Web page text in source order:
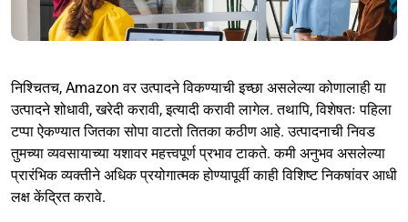
निश्चितच, Amazon वर उत्पादने विकण्याची इच्छा असलेल्या कोणालाही या
उत्पादने शोधावी, खरेदी करावी, इत्यादी करावी लागेल. तथापि, विशेषतः पहिला
टप्पा ऐकण्यात जितका सोपा वाटतो तितका कठीण आहे. उत्पादनाची निवड
तुमच्या व्यवसायाच्या यशावर महत्त्वपूर्ण प्रभाव टाकते. कमी अनुभव असलेल्या
प्रारंभिक व्यक्तीने अधिक प्रयोगात्मक होण्यापूर्वी काही विशिष्ट निकषांवर आधी
लक्ष केंद्रित करावे.